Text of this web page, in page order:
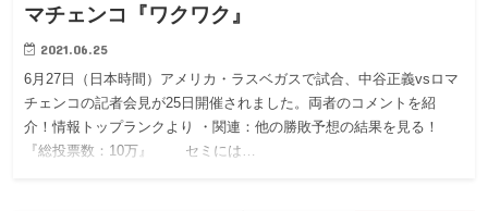
マチェンコ『ワクワク』
2021.06.25
6月27日（日本時間）アメリカ・ラスベガスで試合、中谷正義vsロマ
チェンコの記者会見が25日開催されました。両者のコメントを紹
介！情報トップランクより ・関連：他の勝敗予想の結果を見る！
『総投票数：10万』 セミには…